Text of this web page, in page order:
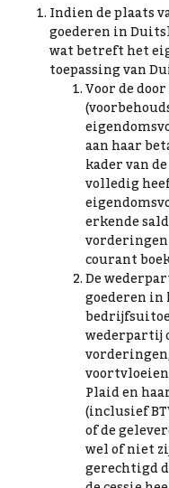
Indien de plaats
goederen in
wat betreft het
toepassing van
Voor de
aan haar
kader van
volledig
erkende
courant
De
goederen
wederpartij
Plaid en
(inclusief
of de
wel of niet
gerechtigd